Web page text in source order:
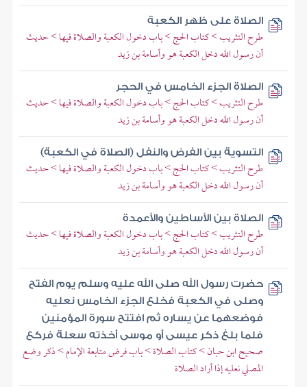
الصلاة على ظهر الكعبة
طرح التثريب > كتاب الحج > باب دخول الكعبة والصلاة فيها > حديث
أن رسول الله دخل الكعبة هو وأسامة بن زيد
الصلاة الجزء الخامس في الحجر
طرح التثريب > كتاب الحج > باب دخول الكعبة والصلاة فيها > حديث
أن رسول الله دخل الكعبة هو وأسامة بن زيد
التسوية بين الفرض والنفل (الصلاة في الكعبة)
طرح التثريب > كتاب الحج > باب دخول الكعبة والصلاة فيها > حديث
أن رسول الله دخل الكعبة هو وأسامة بن زيد
الصلاة بين الأساطين والأعمدة
طرح التثريب > كتاب الحج > باب دخول الكعبة والصلاة فيها > حديث
أن رسول الله دخل الكعبة هو وأسامة بن زيد
حضرت رسول الله صلى الله عليه وسلم يوم الفتح
وصلى في الكعبة فخلع الجزء الخامس نعليه
فوضعهما عن يساره ثم افتتح سورة المؤمنين
فلما بلغ ذكر عيسى أو موسى أخذته سعلة فركع
صحيح ابن حبان > كتاب الصلاة > باب فرض متابعة الإمام > ذكر وضع
المصلي نعليه إذا أراد الصلاة